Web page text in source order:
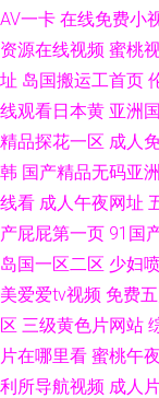
AV一卡 在线免费小
资源在线视频 蜜桃
址 岛国搬运工首页
线观看日本黄 亚洲
精品探花一区 成人
韩 国产精品无码亚洲
线看 成人午夜网址
产屁屁第一页 91国
岛国一区二区 少妇
美爱爱tv视频 免费
区 三级黄色片网站
片在哪里看 蜜桃午
利所导航视频 成人